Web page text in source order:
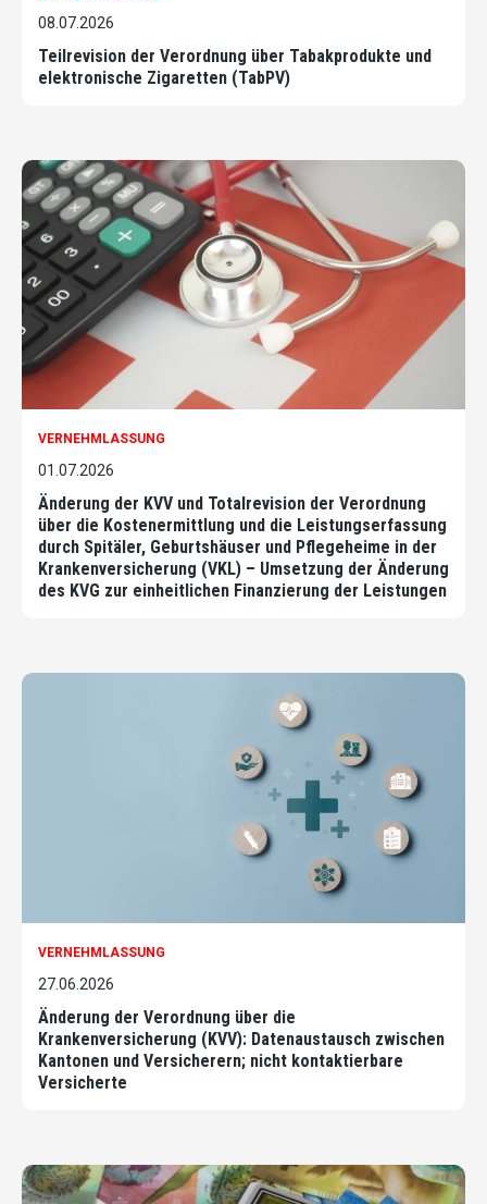
08.07.2026
Teilrevision der Verordnung über Tabakprodukte und
elektronische Zigaretten (TabPV)
VERNEHMLASSUNG
01.07.2026
Änderung der KVV und Totalrevision der Verordnung
über die Kostenermittlung und die Leistungserfassung
durch Spitäler, Geburtshäuser und Pflegeheime in der
Krankenversicherung (VKL) – Umsetzung der Änderung
des KVG zur einheitlichen Finanzierung der Leistungen
VERNEHMLASSUNG
27.06.2026
Änderung der Verordnung über die
Krankenversicherung (KVV): Datenaustausch zwischen
Kantonen und Versicherern; nicht kontaktierbare
Versicherte